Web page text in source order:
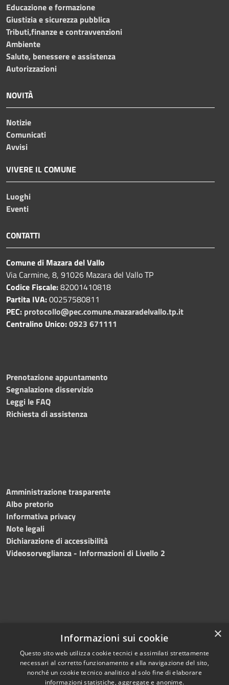
Educazione e formazione
Giustizia e sicurezza pubblica
Tributi,finanze e contravvenzioni
Ambiente
Salute, benessere e assistenza
Autorizzazioni
NOVITÀ
Notizie
Comunicati
Avvisi
VIVERE IL COMUNE
Luoghi
Eventi
CONTATTI
Comune di Mazara del Vallo
Via Carmine, 8, 91026 Mazara del Vallo TP
Codice Fiscale:82001410818
Partita IVA:00257580811
PEC: protocollo@pec.comune.mazaradelvallo.tp.it
Centralino Unico:0923 671111
Prenotazione appuntamento
Segnalazione disservizio
Leggi le FAQ
Richiesta di assistenza
Amministrazione trasparente
Albo pretorio
Informativa privacy
Note legali
Dichiarazione di accessibilità
Videosorveglianza - Informazioni di Livello 2
Copyright © 2024 •
×
Informazioni sui cookie
Questo sito web utilizza cookie tecnici e assimilati strettamente
necessari al corretto funzionamento e alla navigazione del sito,
nonché un cookie tecnico analitico al solo fine di elaborare
informazioni statistiche, aggregate e anonime.